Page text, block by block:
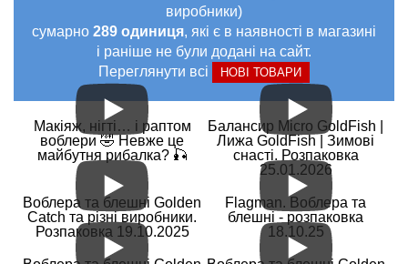
виробники)
сумарно 289 одиниця, які є в наявності в магазині
і раніше не були додані на сайт.
Переглянути всі
НОВІ ТОВАРИ
Макіяж, нігті… і раптом
воблери 🤣 Невже це
майбутня рибалка? 🎣
Балансир Micro GoldFish |
Лижа GoldFish | Зимові
снасті. Розпаковка
25.01.2026
Воблера та блешні Golden
Catch та різні виробники.
Розпаковка 19.10.2025
Flagman. Воблера та
блешні - розпаковка
18.10.25